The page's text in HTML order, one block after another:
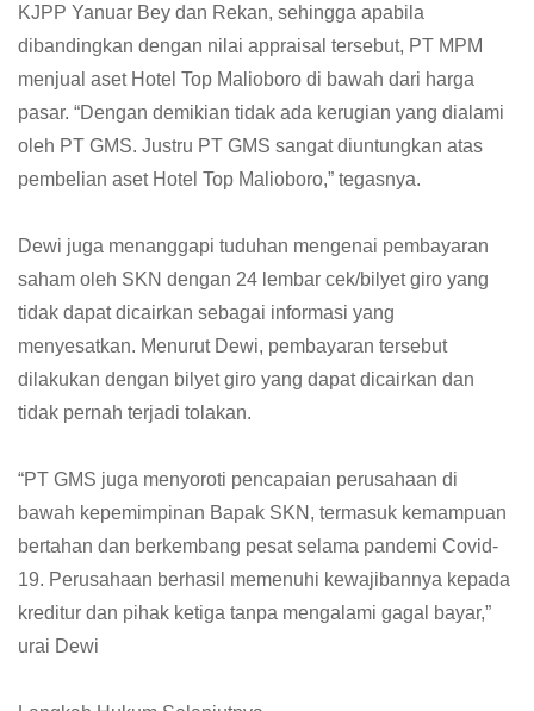
KJPP Yanuar Bey dan Rekan, sehingga apabila
dibandingkan dengan nilai appraisal tersebut, PT MPM
menjual aset Hotel Top Malioboro di bawah dari harga
pasar. “Dengan demikian tidak ada kerugian yang dialami
oleh PT GMS. Justru PT GMS sangat diuntungkan atas
pembelian aset Hotel Top Malioboro,” tegasnya.
Dewi juga menanggapi tuduhan mengenai pembayaran
saham oleh SKN dengan 24 lembar cek/bilyet giro yang
tidak dapat dicairkan sebagai informasi yang
menyesatkan. Menurut Dewi, pembayaran tersebut
dilakukan dengan bilyet giro yang dapat dicairkan dan
tidak pernah terjadi tolakan.
“PT GMS juga menyoroti pencapaian perusahaan di
bawah kepemimpinan Bapak SKN, termasuk kemampuan
bertahan dan berkembang pesat selama pandemi Covid-
19. Perusahaan berhasil memenuhi kewajibannya kepada
kreditur dan pihak ketiga tanpa mengalami gagal bayar,”
urai Dewi